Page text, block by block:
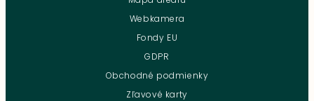
Webkamera
Fondy EU
GDPR
Obchodné podmienky
Zľavové karty